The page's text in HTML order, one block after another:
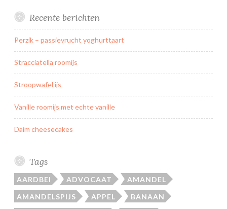
Recente berichten
Perzik – passievrucht yoghurttaart
Stracciatella roomijs
Stroopwafel ijs
Vanille roomijs met echte vanille
Daim cheesecakes
Tags
AARDBEI ADVOCAAT AMANDEL
AMANDELSPIJS APPEL BANAAN